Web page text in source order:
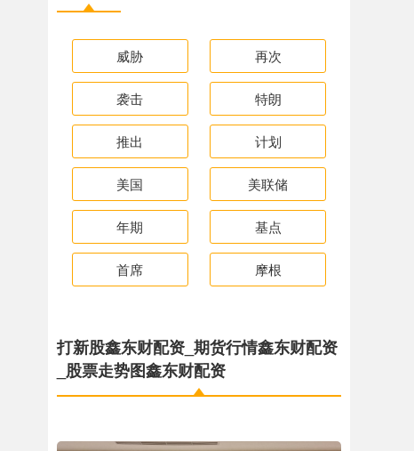
威胁 再次
袭击 特朗
推出 计划
美国 美联储
年期 基点
首席 摩根
打新股鑫东财配资_期货行情鑫东财配资
_股票走势图鑫东财配资